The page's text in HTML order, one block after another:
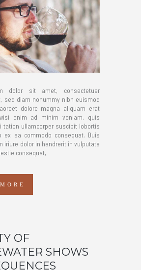
dolor sit amet, consectetuer
sed diam nonummy nibh euismod
dolore magna aliquam erat
enim ad minim veniam, quis
tation ullamcorper suscipit lobortis
ex ea commodo consequat. Duis
iriure dolor in hendrerit in vulputate
consequat,
OF
SHOWS